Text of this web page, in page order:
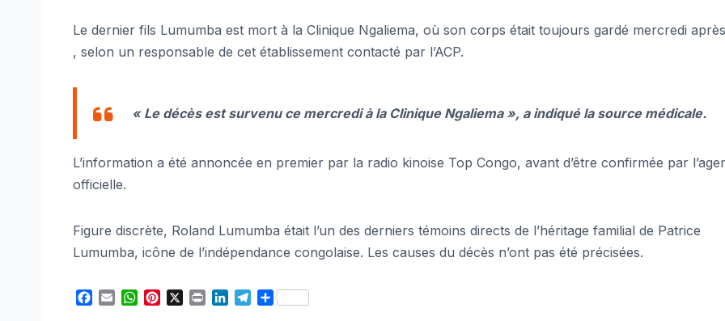
Le dernier fils Lumumba est mort à la Clinique Ngaliema, où son corps était toujours gardé mercredi
, selon un responsable de cet établissement contacté par l’ACP.
« Le décès est survenu ce mercredi à la Clinique Ngaliema », a indiqué la source médicale.
L’information a été annoncée en premier par la radio kinoise Top Congo, avant d’être confirmée par
officielle.
Figure discrète, Roland Lumumba était l’un des derniers témoins directs de l’héritage familial de Patrice
Lumumba, icône de l’indépendance congolaise. Les causes du décès n’ont pas été précisées.
W
S